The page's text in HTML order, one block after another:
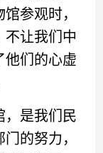
参观时，
不让我们中
他们的心虚
是我们民
的努力，